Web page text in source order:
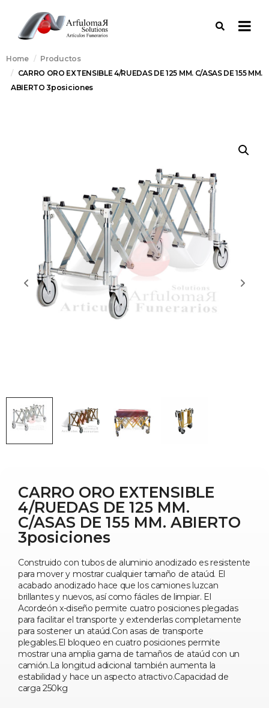
Home
Productos
CARRO ORO EXTENSIBLE 4/RUEDAS DE 125 MM. C/ASAS DE 155 MM.
ABIERTO 3posiciones
CARRO ORO EXTENSIBLE
4/RUEDAS DE 125 MM.
C/ASAS DE 155 MM. ABIERTO
3posiciones
Construido con tubos de aluminio anodizado es resistente
para mover y mostrar cualquier tamaño de ataúd. El
acabado anodizado hace que los camiones luzcan
brillantes y nuevos, así como fáciles de limpiar. El
Acordeón x-diseño permite cuatro posiciones plegadas
para facilitar el transporte y extenderlas completamente
para sostener un ataúd.Con asas de transporte
plegables.El bloqueo en cuatro posiciones permite
mostrar una amplia gama de tamaños de ataúd con un
camión.La longitud adicional también aumenta la
estabilidad y hace un aspecto atractivo.Capacidad de
carga 250kg